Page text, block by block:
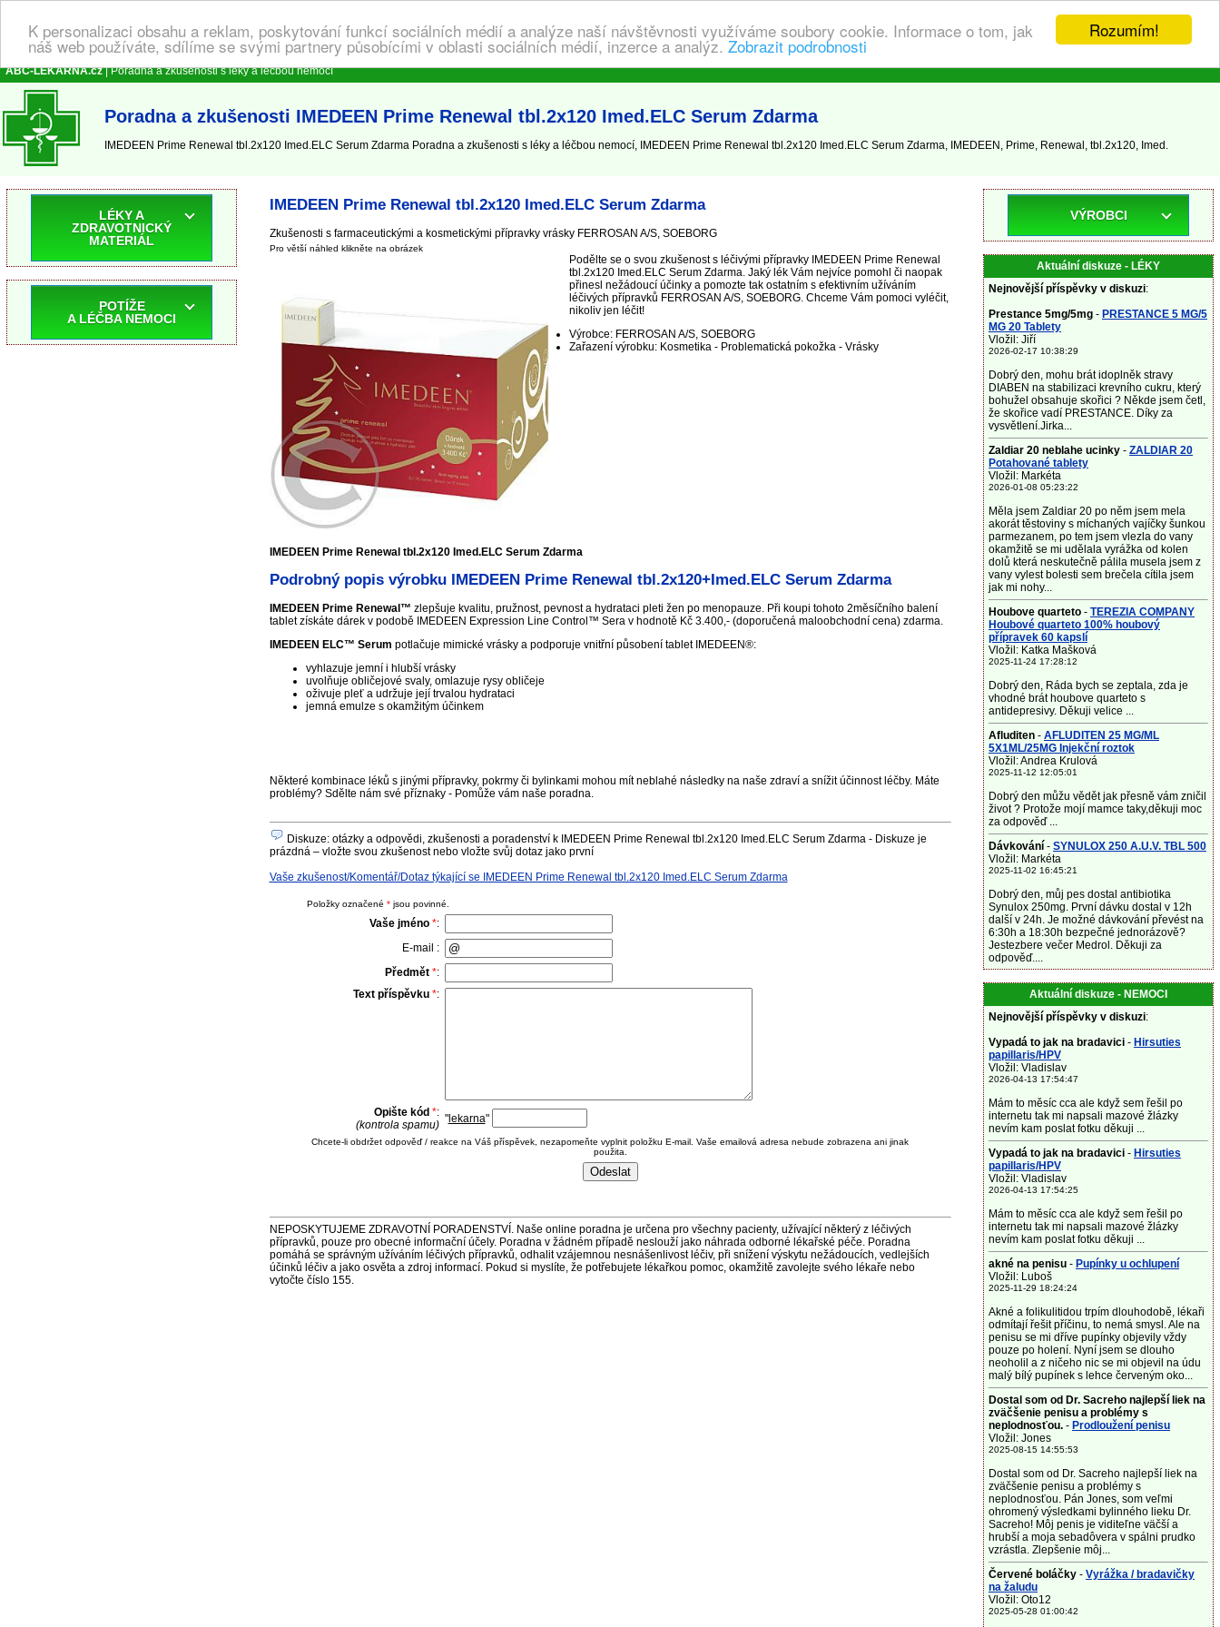
Rozumím!
K personalizaci obsahu a reklam, poskytování funkcí sociálních médií a analýze naší návštěvnosti využíváme soubory cookie. Informace o tom, jak
náš web používáte, sdílíme se svými partnery působícími v oblasti sociálních médií, inzerce a analýz. Zobrazit podrobnosti
ABC-LEKARNA.cz| Poradna a zkušenosti s léky a léčbou nemocí
Poradna a zkušenosti IMEDEEN Prime Renewal tbl.2x120 Imed.ELC Serum Zdarma
IMEDEEN Prime Renewal tbl.2x120 Imed.ELC Serum Zdarma Poradna a zkušenosti s léky a léčbou nemocí, IMEDEEN Prime Renewal tbl.2x120 Imed.ELC Serum Zdarma, IMEDEEN, Prime, Renewal, tbl.2x120, Imed.
IMEDEEN Prime Renewal tbl.2x120 Imed.ELC Serum Zdarma
Zkušenosti s farmaceutickými a kosmetickými přípravky vrásky FERROSAN A/S, SOEBORG
Pro větší náhled klikněte na obrázek
Podělte se o svou zkušenost s léčivými přípravky IMEDEEN Prime Renewal
tbl.2x120 Imed.ELC Serum Zdarma. Jaký lék Vám nejvíce pomohl či naopak
přinesl nežádoucí účinky a pomozte tak ostatním s efektivním užíváním
léčivých přípravků FERROSAN A/S, SOEBORG. Chceme Vám pomoci vyléčit,
nikoliv jen léčit!
Výrobce: FERROSAN A/S, SOEBORG
Zařazení výrobku: Kosmetika - Problematická pokožka - Vrásky
IMEDEEN Prime Renewal tbl.2x120 Imed.ELC Serum Zdarma
Podrobný popis výrobku IMEDEEN Prime Renewal tbl.2x120+Imed.ELC Serum Zdarma
IMEDEEN Prime Renewal™ zlepšuje kvalitu, pružnost, pevnost a hydrataci pleti žen po menopauze. Při koupi tohoto 2měsíčního balení
tablet získáte dárek v podobě IMEDEEN Expression Line Control™ Sera v hodnotě Kč 3.400,- (doporučená maloobchodní cena) zdarma.
IMEDEEN ELC™ Serum potlačuje mimické vrásky a podporuje vnitřní působení tablet IMEDEEN®:
vyhlazuje jemní i hlubší vrásky
uvolňuje obličejové svaly, omlazuje rysy obličeje
oživuje pleť a udržuje její trvalou hydrataci
jemná emulze s okamžitým účinkem
Některé kombinace léků s jinými přípravky, pokrmy či bylinkami mohou mít neblahé následky na naše zdraví a snížit účinnost léčby. Máte
problémy? Sdělte nám své příznaky - Pomůže vám naše poradna.
Diskuze: otázky a odpovědi, zkušenosti a poradenství k IMEDEEN Prime Renewal tbl.2x120 Imed.ELC Serum Zdarma - Diskuze je
prázdná – vložte svou zkušenost nebo vložte svůj dotaz jako první
Vaše zkušenost/Komentář/Dotaz týkající se IMEDEEN Prime Renewal tbl.2x120 Imed.ELC Serum Zdarma
Položky označené *jsou povinné.
Vaše jméno *:
E-mail :
Předmět *:
Text příspěvku *:
Opište kód *:
(kontrola spamu) "lekarna"
Chcete-li obdržet odpověď / reakce na Váš příspěvek, nezapomeňte vyplnit položku E-mail. Vaše emailová adresa nebude zobrazena ani jinak
použita.
NEPOSKYTUJEME ZDRAVOTNÍ PORADENSTVÍ. Naše online poradna je určena pro všechny pacienty, užívající některý z léčivých
přípravků, pouze pro obecné informační účely. Poradna v žádném případě neslouží jako náhrada odborné lékařské péče. Poradna
pomáhá se správným užíváním léčivých přípravků, odhalit vzájemnou nesnášenlivost léčiv, při snížení výskytu nežádoucích, vedlejších
účinků léčiv a jako osvěta a zdroj informací. Pokud si myslíte, že potřebujete lékařkou pomoc, okamžitě zavolejte svého lékaře nebo
vytočte číslo 155.
LÉKY A
ZDRAVOTNICKÝ
MATERIÁL
POTÍŽE
A LÉČBA NEMOCI
VÝROBCI
Aktuální diskuze - LÉKY
Nejnovější příspěvky v diskuzi:
Prestance 5mg/5mg - PRESTANCE 5 MG/5
MG 20 Tablety
Vložil: Jiří
2026-02-17 10:38:29
Dobrý den, mohu brát idoplněk stravy
DIABEN na stabilizaci krevního cukru, který
bohužel obsahuje skořici ? Někde jsem četl,
že skořice vadí PRESTANCE. Díky za
vysvětlení.Jirka...
Zaldiar 20 neblahe ucinky - ZALDIAR 20
Potahované tablety
Vložil: Markéta
2026-01-08 05:23:22
Měla jsem Zaldiar 20 po něm jsem mela
akorát těstoviny s míchaných vajíčky šunkou
parmezanem, po tem jsem vlezla do vany
okamžitě se mi udělala vyrážka od kolen
dolů která neskutečně pálila musela jsem z
vany vylest bolesti sem brečela cítila jsem
jak mi nohy...
Houbove quarteto - TEREZIA COMPANY
Houbové quarteto 100% houbový
přípravek 60 kapslí
Vložil: Katka Mašková
2025-11-24 17:28:12
Dobrý den, Ráda bych se zeptala, zda je
vhodné brát houbove quarteto s
antidepresivy. Děkuji velice ...
Afluditen - AFLUDITEN 25 MG/ML
5X1ML/25MG Injekční roztok
Vložil: Andrea Krulová
2025-11-12 12:05:01
Dobrý den můžu vědět jak přesně vám zničil
život ? Protože mojí mamce taky,děkuji moc
za odpověď ...
Dávkování - SYNULOX 250 A.U.V. TBL 500
Vložil: Markéta
2025-11-02 16:45:21
Dobrý den, můj pes dostal antibiotika
Synulox 250mg. První dávku dostal v 12h
další v 24h. Je možné dávkování převést na
6:30h a 18:30h bezpečné jednorázově?
Jestezbere večer Medrol. Děkuji za
odpověď....
Aktuální diskuze - NEMOCI
Nejnovější příspěvky v diskuzi:
Vypadá to jak na bradavici - Hirsuties
papillaris/HPV
Vložil: Vladislav
2026-04-13 17:54:47
Mám to měsíc cca ale když sem řešil po
internetu tak mi napsali mazové žlázky
nevím kam poslat fotku děkuji ...
Vypadá to jak na bradavici - Hirsuties
papillaris/HPV
Vložil: Vladislav
2026-04-13 17:54:25
Mám to měsíc cca ale když sem řešil po
internetu tak mi napsali mazové žlázky
nevím kam poslat fotku děkuji ...
akné na penisu - Pupínky u ochlupení
Vložil: Luboš
2025-11-29 18:24:24
Akné a folikulitidou trpím dlouhodobě, lékaři
odmítají řešit příčinu, to nemá smysl. Ale na
penisu se mi dříve pupínky objevily vždy
pouze po holení. Nyní jsem se dlouho
neoholil a z ničeho nic se mi objevil na údu
malý bílý pupínek s lehce červeným oko...
Dostal som od Dr. Sacreho najlepší liek na
zväčšenie penisu a problémy s
neplodnosťou. - Prodloužení penisu
Vložil: Jones
2025-08-15 14:55:53
Dostal som od Dr. Sacreho najlepší liek na
zväčšenie penisu a problémy s
neplodnosťou. Pán Jones, som veľmi
ohromený výsledkami bylinného lieku Dr.
Sacreho! Môj penis je viditeľne väčší a
hrubší a moja sebadôvera v spálni prudko
vzrástla. Zlepšenie môj...
Červené boláčky - Vyrážka / bradavičky
na žaludu
Vložil: Oto12
2025-05-28 01:00:42